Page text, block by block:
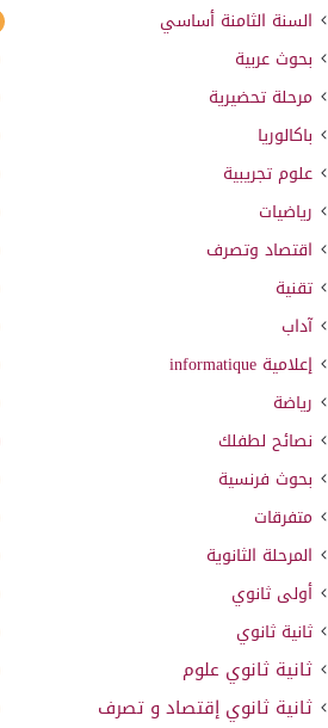
السنة الثامنة أساسي
بحوث عربية
مرحلة تحضيرية
باكالوريا
علوم تجريبية
رياضيات
اقتصاد وتصرف
تقنية
آداب
إعلامية informatique
رياضة
نصائح لطفلك
بحوث فرنسية
متفرقات
المرحلة الثانوية
أولى ثانوي
ثانية ثانوي
ثانية ثانوي علوم
ثانية ثانوي إقتصاد و تصرف